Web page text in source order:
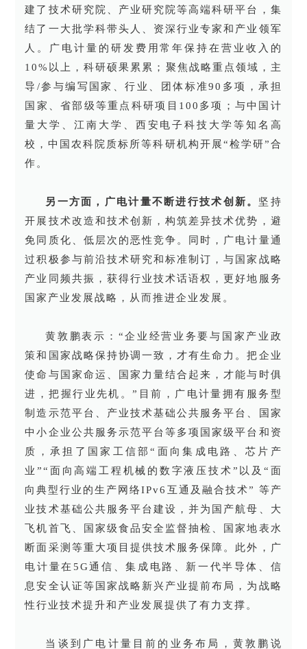
建了技术研究院、产业研究院等高端科研平台，集
结了一大批学科带头人、资深行业专家和产业领军
人。广电计量的研发费用常年保持在营业收入的
10%以上，科研硕果累累；聚焦战略重点领域，主
导/参与编写国家、行业、团体标准90多项，承担
国家、省部级等重点科研项目100多项；与中国计
量大学、江南大学、西安电子科技大学等知名高
校，中国农科院质标所等科研机构开展“检学研”合
作。
另一方面，广电计量不断进行技术创新。 坚持
开展技术改造和技术创新，构筑差异技术优势，避
免同质化、低层次的恶性竞争。同时，广电计量通
过积极参与前沿技术研究和标准制订，与国家战略
产业同频共振，获得行业技术话语权，更好地服务
国家产业发展战略，从而推进企业发展。
黄敦鹏表示：“企业经营业务要与国家产业政
策和国家战略保持协调一致，才有生命力。把企业
使命与国家命运、国家力量结合起来，才能与时俱
进，把握行业先机。”目前，广电计量拥有服务型
制造示范平台、产业技术基础公共服务平台、国家
中小企业公共服务示范平台等多项国家级平台和资
质，承担了国家工信部“面向集成电路、芯片产
业”“面向高端工程机械的数字液压技术”以及“面
向典型行业的生产网络IPv6互通及融合技术” 等产
业技术基础公共服务平台建设，并为国产航母、大
飞机首飞、国家级食品安全监督抽检、国家地表水
断面采测等重大项目提供技术服务保障。此外，广
电计量在5G通信、集成电路、新一代半导体、信
息安全认证等国家战略新兴产业提前布局，为战略
性行业技术提升和产业发展提供了有力支撑。
当谈到广电计量目前的业务布局，黄敦鹏说